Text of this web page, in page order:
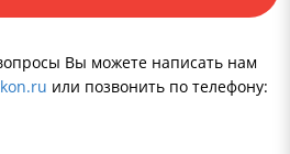
Вы можете написать нам
или позвонить по телефону: